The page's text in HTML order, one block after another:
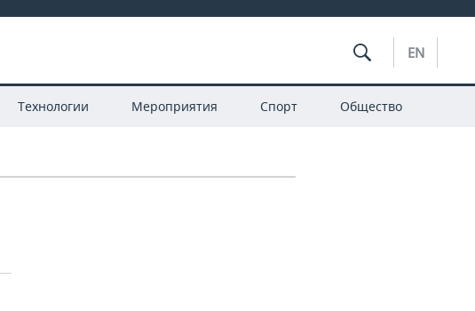
EN
Технологии Мероприятия Спорт Общество